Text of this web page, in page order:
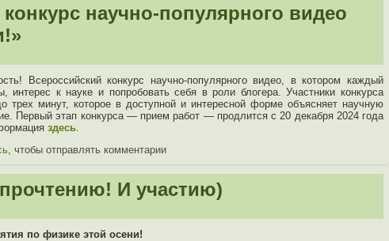
научно-популярного видео
Всероссийский конкурс научно-популярного видео, в котором каждый
интерес к науке и попробовать себя в роли блогера. Участники конкурса
трех минут, которое в доступной и интересной форме объясняет научную
Первый этап конкурса — прием работ — продлится с 20 декабря 2024 года
здесь.
, чтобы отправлять комментарии
И участию)
по физике этой осени!